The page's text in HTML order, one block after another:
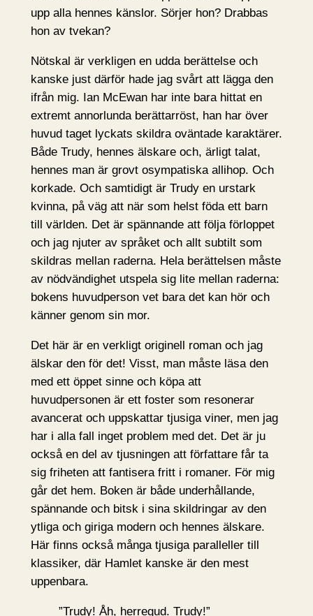
upp alla hennes känslor. Sörjer hon? Drabbas
hon av tvekan?
Nötskal är verkligen en udda berättelse och
kanske just därför hade jag svårt att lägga den
ifrån mig. Ian McEwan har inte bara hittat en
extremt annorlunda berättarröst, han har över
huvud taget lyckats skildra oväntade karaktärer.
Både Trudy, hennes älskare och, ärligt talat,
hennes man är grovt osympatiska allihop. Och
korkade. Och samtidigt är Trudy en urstark
kvinna, på väg att när som helst föda ett barn
till världen. Det är spännande att följa förloppet
och jag njuter av språket och allt subtilt som
skildras mellan raderna. Hela berättelsen måste
av nödvändighet utspela sig lite mellan raderna:
bokens huvudperson vet bara det kan hör och
känner genom sin mor.
Det här är en verkligt originell roman och jag
älskar den för det! Visst, man måste läsa den
med ett öppet sinne och köpa att
huvudpersonen är ett foster som resonerar
avancerat och uppskattar tjusiga viner, men jag
har i alla fall inget problem med det. Det är ju
också en del av tjusningen att författare får ta
sig friheten att fantisera fritt i romaner. För mig
går det hem. Boken är både underhållande,
spännande och bitsk i sina skildringar av den
ytliga och giriga modern och hennes älskare.
Här finns också många tjusiga paralleller till
klassiker, där Hamlet kanske är den mest
uppenbara.
”Trudy! Åh, herregud. Trudy!”